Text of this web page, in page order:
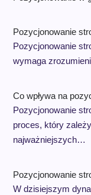
Pozycjonowanie
Pozycjonowanie
wymaga
Co wpływa na
Pozycjonowanie
proces, który
najważniejszych…
Pozycjonowanie
W dzisiejszym